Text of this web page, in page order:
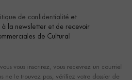
de confidentialité et
la newsletter et de recevoir
de Cultural
vous vous inscrirez, vous recevrez un courriel
ne le trouvez pas, vérifiez votre dossier de